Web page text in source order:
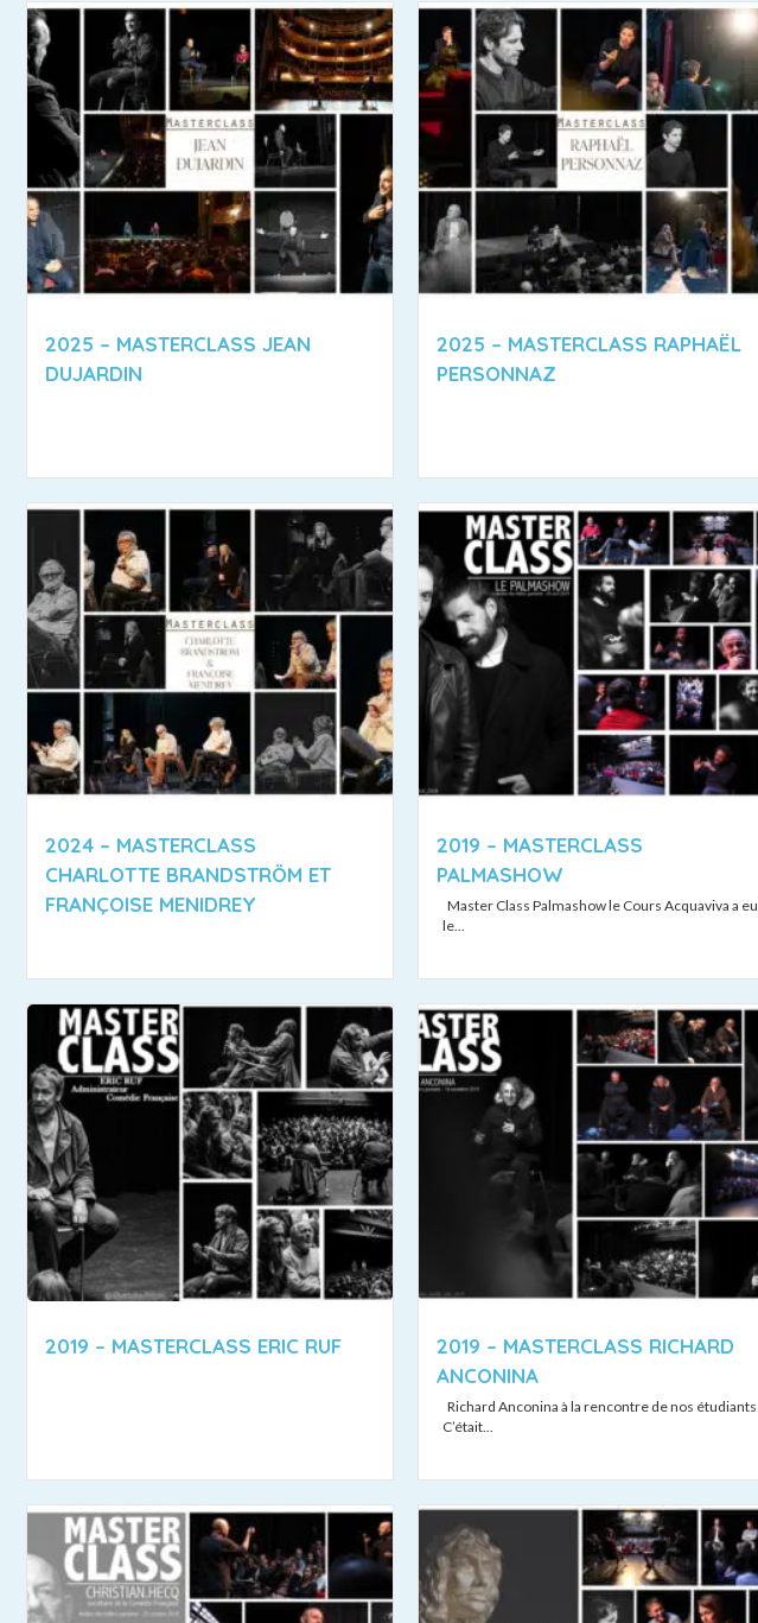
2025 – MASTERCLASS JEAN
DUJARDIN
2025 – MASTERCLASS RAPHAËL
PERSONNAZ
2024 – MASTERCLASS
CHARLOTTE BRANDSTRÖM ET
FRANÇOISE MENIDREY
2019 – MASTERCLASS
PALMASHOW
Master Class Palmashow le Cours Acquaviva a eu
le...
2019 – MASTERCLASS ERIC RUF
2019 – MASTERCLASS RICHARD
ANCONINA
Richard Anconina à la rencontre de nos étudiants
C’était...